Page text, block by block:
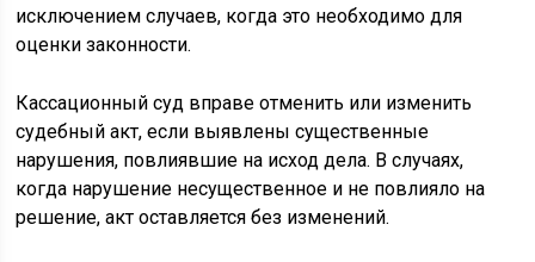
исключением случаев, когда это необходимо для
оценки законности.
Кассационный суд вправе отменить или изменить
судебный акт, если выявлены существенные
нарушения, повлиявшие на исход дела. В случаях,
когда нарушение несущественное и не повлияло на
решение, акт оставляется без изменений.